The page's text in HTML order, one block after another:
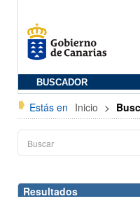
BUSCADOR
Estás en Inicio >
Resultados